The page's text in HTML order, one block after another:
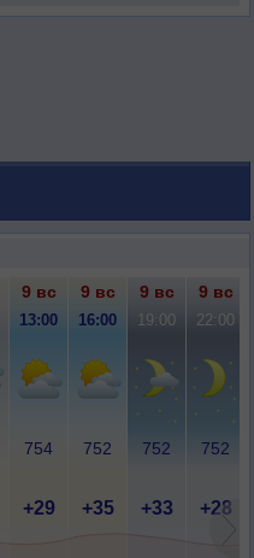
9 вс 9 вс 9 вс 9 вс
13:00 16:00 19:00 22:00
754 752 752 752
+29 +35 +33 +28